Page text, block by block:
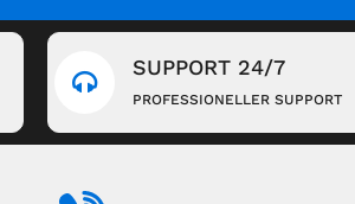
SUPPORT 24/7
PROFESSIONELLER SUPPORT